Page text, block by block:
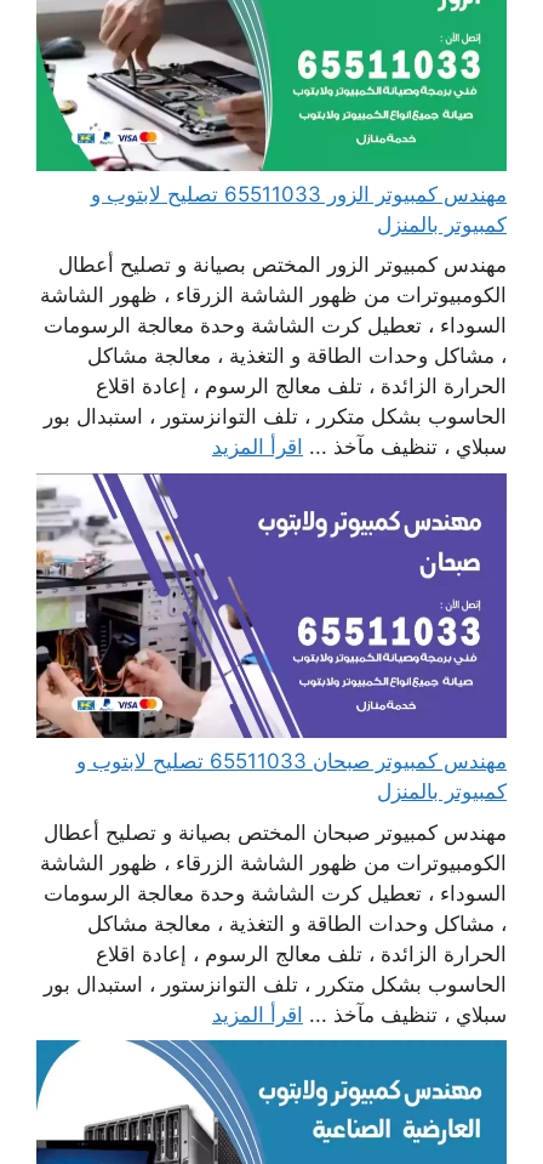
مهندس كمبيوتر الزور 65511033 تصليح لابتوب و
كمبيوتر بالمنزل
مهندس كمبيوتر الزور المختص بصيانة و تصليح أعطال
الكومبيوترات من ظهور الشاشة الزرقاء ، ظهور الشاشة
السوداء ، تعطيل كرت الشاشة وحدة معالجة الرسومات
، مشاكل وحدات الطاقة و التغذية ، معالجة مشاكل
الحرارة الزائدة ، تلف معالج الرسوم ، إعادة اقلاع
الحاسوب بشكل متكرر ، تلف التوانزستور ، استبدال بور
سبلاي ، تنظيف مآخذ ... اقرأ المزيد
مهندس كمبيوتر صبحان 65511033 تصليح لابتوب و
كمبيوتر بالمنزل
مهندس كمبيوتر صبحان المختص بصيانة و تصليح أعطال
الكومبيوترات من ظهور الشاشة الزرقاء ، ظهور الشاشة
السوداء ، تعطيل كرت الشاشة وحدة معالجة الرسومات
، مشاكل وحدات الطاقة و التغذية ، معالجة مشاكل
الحرارة الزائدة ، تلف معالج الرسوم ، إعادة اقلاع
الحاسوب بشكل متكرر ، تلف التوانزستور ، استبدال بور
سبلاي ، تنظيف مآخذ ... اقرأ المزيد